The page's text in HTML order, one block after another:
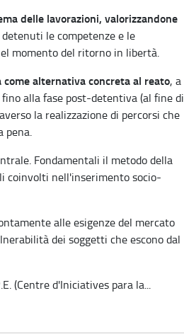
delle lavorazioni, valorizzandone
le competenze e le
momento del ritorno in libertà.
alternativa concreta al reato, a
alla fase post-detentiva (al fine di
la realizzazione di percorsi che
pena.
Fondamentali il metodo della
coinvolti nell'inserimento socio-
alle esigenze del mercato
dei soggetti che escono dal
(Centre d'Iniciatives para la...